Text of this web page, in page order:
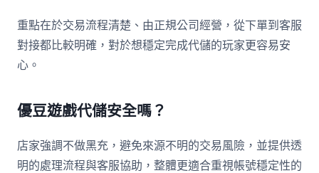
重點在於交易流程清楚、由正規公司經營，從下單到客服
對接都比較明確，對於想穩定完成代儲的玩家更容易安
心。
優豆遊戲代儲安全嗎？
店家強調不做黑充，避免來源不明的交易風險，並提供透
明的處理流程與客服協助，整體更適合重視帳號穩定性的